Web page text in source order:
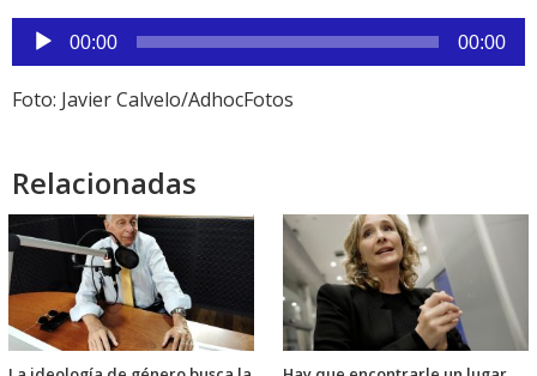
Reproductor
de
audio
00:00 00:00
Foto: Javier Calvelo/AdhocFotos
Relacionadas